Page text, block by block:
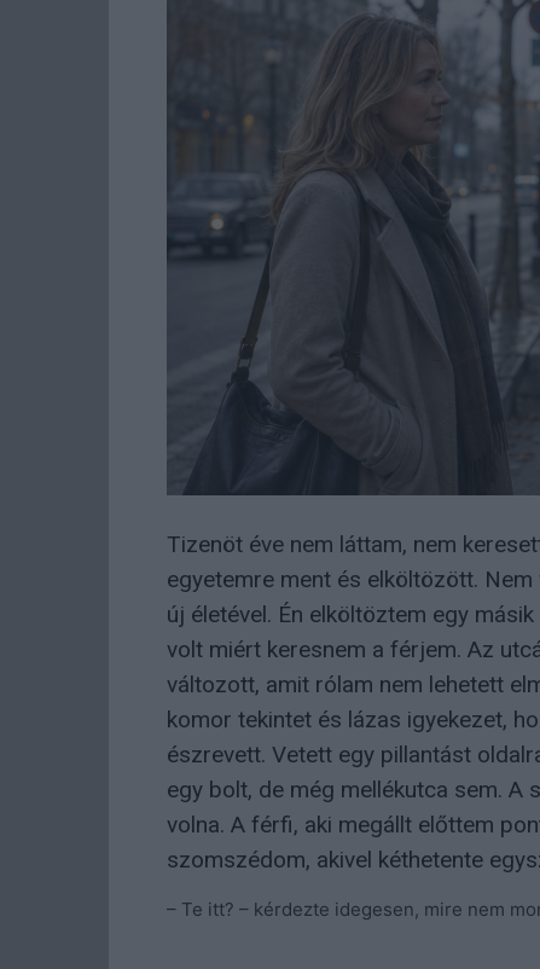
Tizenöt éve nem láttam, nem
egyetemre ment és elköltözött.
új életével. Én elköltöztem egy
volt miért keresnem a férjem. Az
változott, amit rólam nem lehetett
komor tekintet és lázas igyekezet,
észrevett. Vetett egy pillantást
egy bolt, de még mellékutca sem.
volna. A férfi, aki megállt előttem
szomszédom, akivel kéthetente
– Te itt? – kérdezte idegesen, mire nem